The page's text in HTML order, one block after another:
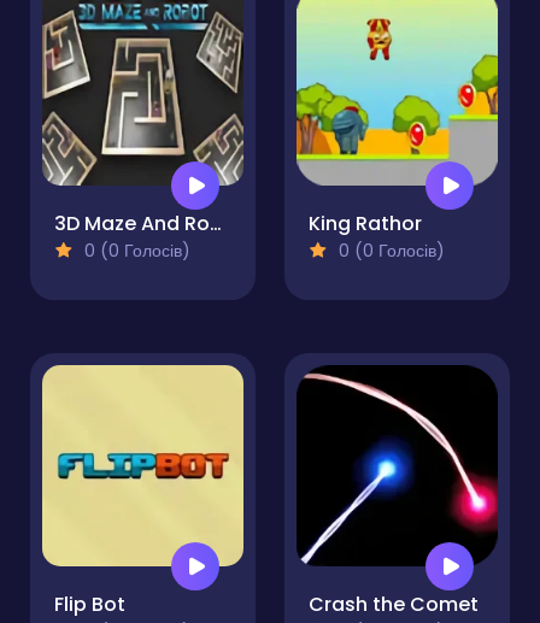
3D Maze And Robot
0 (0 Голосів)
King Rathor
0 (0 Голосів)
Flip Bot Crash the Comet